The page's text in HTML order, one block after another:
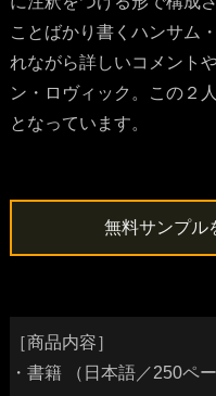
ことばかり書くハンサム
れながら詳しいコメント
ン・ロヴィック。この２
となっています。
無料サンプル
［商品内容］
・書籍 （日本語／250ペー